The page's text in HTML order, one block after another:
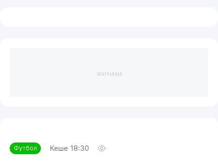
ЖАРНАМА
Футбол Кеше 18:30